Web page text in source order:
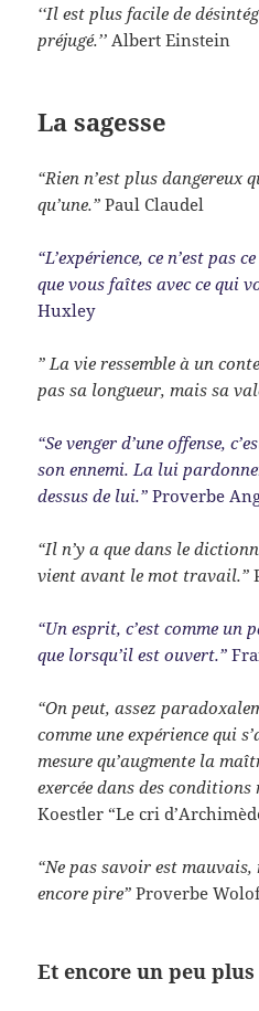
‘‘Il est plus facile de
préjugé.’’ Albert Einstein
La sagesse
“Rien n’est plus dangereux
qu’une.” Paul Claudel
“L’expérience, ce n’est pas
que vous faîtes avec ce qui
Huxley
” La vie ressemble à un
pas sa longueur, mais sa
“Se venger d’une offense,
son ennemi. La lui
dessus de lui.” Proverbe
“Il n’y a que dans le
vient avant le mot travail.”
“Un esprit, c’est comme
que lorsqu’il est ouvert.”
“On peut, assez
comme une expérience qui
mesure qu’augmente la
exercée dans des conditions
Koestler “Le cri
“Ne pas savoir est mauvais,
encore pire” Proverbe
Et encore un peu